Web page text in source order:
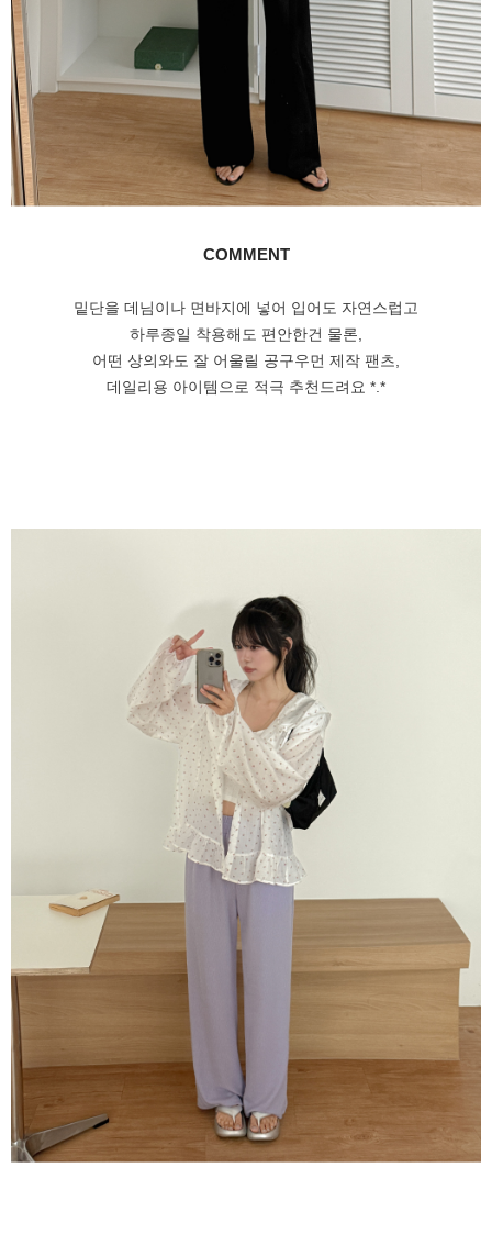
COMMENT
밑단을 데님이나 면바지에 넣어 입어도 자연스럽고
하루종일 착용해도 편안한건 물론,
어떤 상의와도 잘 어울릴 공구우먼 제작 팬츠,
데일리용 아이템으로 적극 추천드려요 *.*